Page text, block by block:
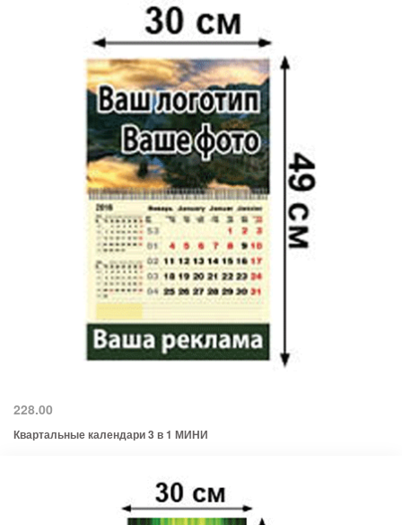
228.00
Квартальные календари 3 в 1 МИНИ